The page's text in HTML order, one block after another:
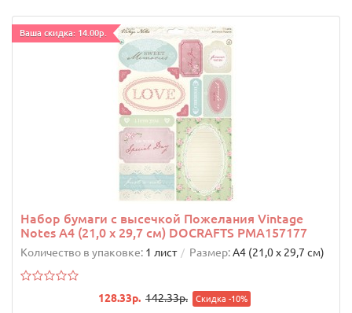
Ваша скидка: 14.00р.
Набор бумаги с высечкой Пожелания Vintage
Notes А4 (21,0 х 29,7 см) DOCRAFTS PMA157177
Количество в упаковке: 1 лист Размер:А4 (21,0 х 29,7 см)
128.33р. 142.33р. Скидка -10%